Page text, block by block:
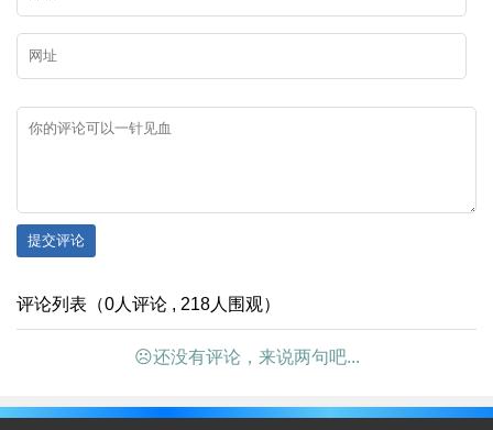
提交评论
评论列表（0人评论 , 218人围观）
☹还没有评论，来说两句吧...